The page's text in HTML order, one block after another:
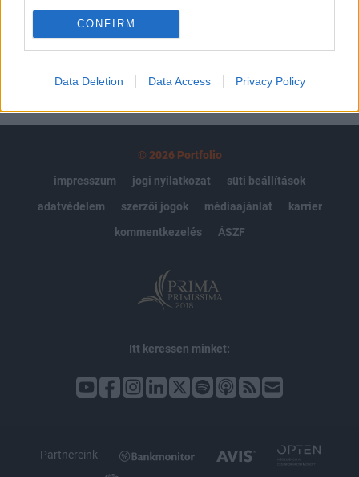
CONFIRM
Data Deletion Data Access Privacy Policy
MÁR ELŐFIZETŐNK VAGY?
© 2026 Portfolio
impresszum
jogi nyilatkozat
süti beállítások
adatvédelem
szerzői jogok médiaajánlat
karrier
kommentkezelés
ÁSZF
Itt keressen minket:
Partnereink